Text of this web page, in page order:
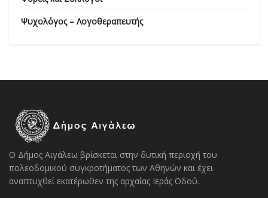
Ψυχολόγος – Λογοθεραπευτής
Ο Δήμος Αιγάλεω βρίσκεται στην δυτική περιοχή του
πολεοδομικού συγκροτήματος των Αθηνών και έχει
αναπτυχθεί εκατέρωθεν της αρχαίας Ιεράς Οδού.